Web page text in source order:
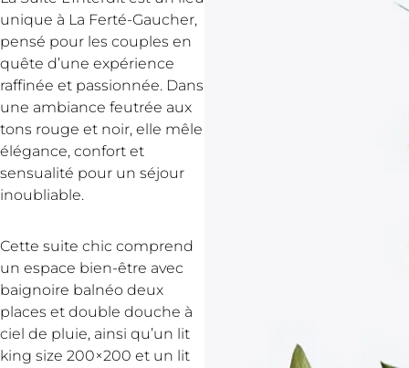
unique à La Ferté-Gaucher,
pensé pour les couples en
quête d’une expérience
raffinée et passionnée. Dans
une ambiance feutrée aux
tons rouge et noir, elle mêle
élégance, confort et
sensualité pour un séjour
inoubliable.
Cette suite chic comprend
un espace bien-être avec
baignoire balnéo deux
places et double douche à
ciel de pluie, ainsi qu’un lit
king size 200×200 et un lit